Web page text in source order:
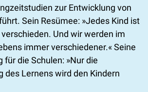
zur Entwicklung von
Sein Resümee: Jedes Kind ist
Und wir werden im
immer verschiedener.
Seine
für die Schulen:
Nur die
des Lernens wird den Kindern